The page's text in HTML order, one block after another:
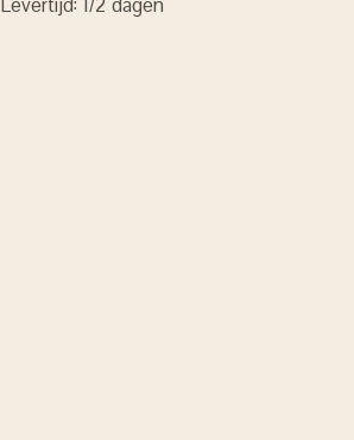
Levertijd: 1/2 dagen